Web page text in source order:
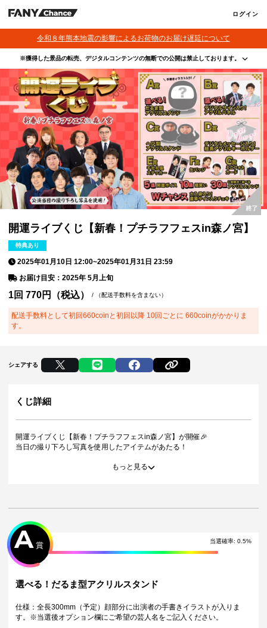
ログイン
令和８年熊本地震の影響によるお荷物のお届け遅延について
※獲得した景品の転売、デジタルコンテンツの無断での公開は禁止しております。
・本サービスで獲得された景品をオークション等へ出品する行為、その他営利目的での転売行
為は禁止しております。
・本サービスで獲得された動画･画像･ボイス等のデジタルコンテンツは、出品者が著作権を有
しております。無断でのSNS等での公開、譲渡、その他著作権を侵害する行為は禁止しており
ます。
・当選権利は当選者ご本人のみ有効となります。当選権利の譲渡、オークション等への出品、
その他営利目的での転売は禁止しております。
開運ライブくじ【新春！プチラフフェスin森ノ宮】
特典あり
2025年01月10日 12:00~2025年01月31日 23:59
お届け目安：2025年 5月上旬
1回770円（税込）/ （配送手数料を含まない）
配送手数料として初回660coinと初回以降 10回ごとに 660coinがかかりま
す。
シェアする
くじ詳細
開運ライブくじ【新春！プチラフフェスin森ノ宮】が開催🎉
当日の撮り下ろし写真を使用したアイテムがあたる！
※単発（1回ボタン）を5回引いた方は対象外です。
※5連ボタン以外にて引いた場合、5連特典は対象外となります。
＜10連特典＞
10連を引いた方は通常の景品とは別に10連特典が当たります。（10連1
※単発（1回ボタン）を10回引いた方は対象外です。
＜30連特典＞
30連を引いた方は通常の景品とは別に30連特典が当たります。
もっと見る
当選確率: 0.5%
A 賞
選べる！だるま型アクリルスタンド
仕様：全長300mm（予定）顔部分に出演者の手書きイラストが入りま
す。※当選後オプション欄にご希望の芸人名をご記入ください。